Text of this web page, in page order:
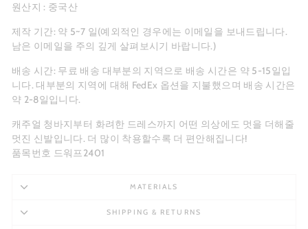
원산지 : 중국산
제작 기간: 약 5~7 일(예외적인 경우에는 이메일을 보내드립니다.
남은 이메일을 주의 깊게 살펴보시기 바랍니다.)
배송 시간: 무료 배송 대부분의 지역으로 배송 시간은 약 5-15일입
니다. 대부분의 지역에 대해 FedEx 옵션을 지불했으며 배송 시간은
약 2-8일입니다.
캐주얼 청바지부터 화려한 드레스까지 어떤 의상에도 멋을 더해줄
멋진 신발입니다. 더 많이 착용할수록 더 편안해집니다!
품목번호 드워프2401
MATERIALS
SHIPPING & RETURNS